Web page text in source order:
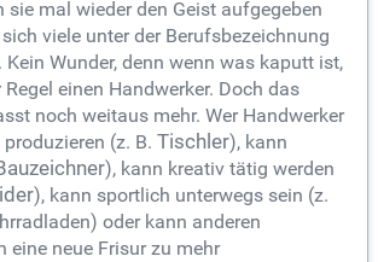
sie mal wieder den Geist aufgegeben
viele unter der Berufsbezeichnung
Kein Wunder, denn wenn was kaputt ist,
einen Handwerker. Doch das
noch weitaus mehr. Wer Handwerker
produzieren (z. B. Tischler), kann
), kann kreativ tätig werden
), kann sportlich unterwegs sein (z.
oder kann anderen
eine neue Frisur zu mehr